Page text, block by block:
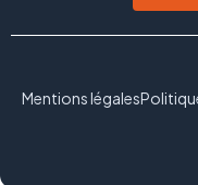
Mentions légales